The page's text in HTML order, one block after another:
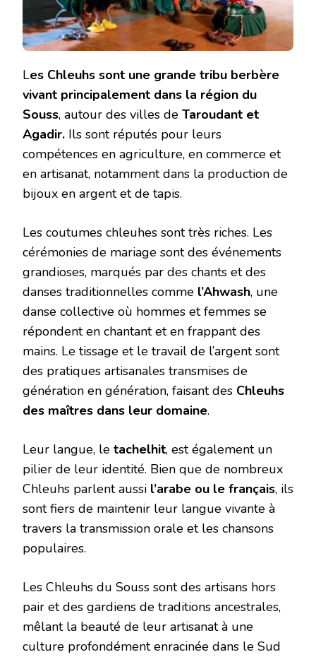
Les Chleuhs sont une grande tribu berbère
vivant principalement dans la région du
Souss, autour des villes de Taroudant et
Agadir. Ils sont réputés pour leurs
compétences en agriculture, en commerce et
en artisanat, notamment dans la production de
bijoux en argent et de tapis.
Les coutumes chleuhes sont très riches. Les
cérémonies de mariage sont des événements
grandioses, marqués par des chants et des
danses traditionnelles comme l’Ahwash, une
danse collective où hommes et femmes se
répondent en chantant et en frappant des
mains. Le tissage et le travail de l’argent sont
des pratiques artisanales transmises de
génération en génération, faisant des Chleuhs
des maîtres dans leur domaine.
Leur langue, le tachelhit, est également un
pilier de leur identité. Bien que de nombreux
Chleuhs parlent aussi l’arabe ou le français, ils
sont fiers de maintenir leur langue vivante à
travers la transmission orale et les chansons
populaires.
Les Chleuhs du Souss sont des artisans hors
pair et des gardiens de traditions ancestrales,
mêlant la beauté de leur artisanat à une
culture profondément enracinée dans le Sud